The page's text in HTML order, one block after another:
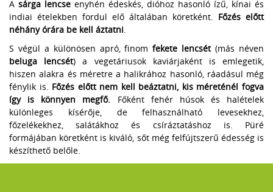
A sárga lencse enyhén édeskés, dióhoz hasonló ízű, kínai és
indiai ételekben fordul elő általában köretként. Főzés előtt
néhány órára be kell áztatni
S végül a különösen apró, finomfekete lencsét(más néven
beluga lencsét) a vegetáriusok kaviárjaként is emlegetik,
hiszen alakra és méretre a halikrához hasonló, ráadásul még
fénylik is. Főzés előtt nem kell beáztatni, kis méreténél fogva
így is könnyen megfő. Főként fehér húsok és halételek
különleges kísérője, de felhasználható levesekhez,
főzelékekhez, salátákhoz és csíráztatáshoz is. Püré
formájában köretként is kiváló, sőt még felfújtszerű édesség is
készíthető belőle.